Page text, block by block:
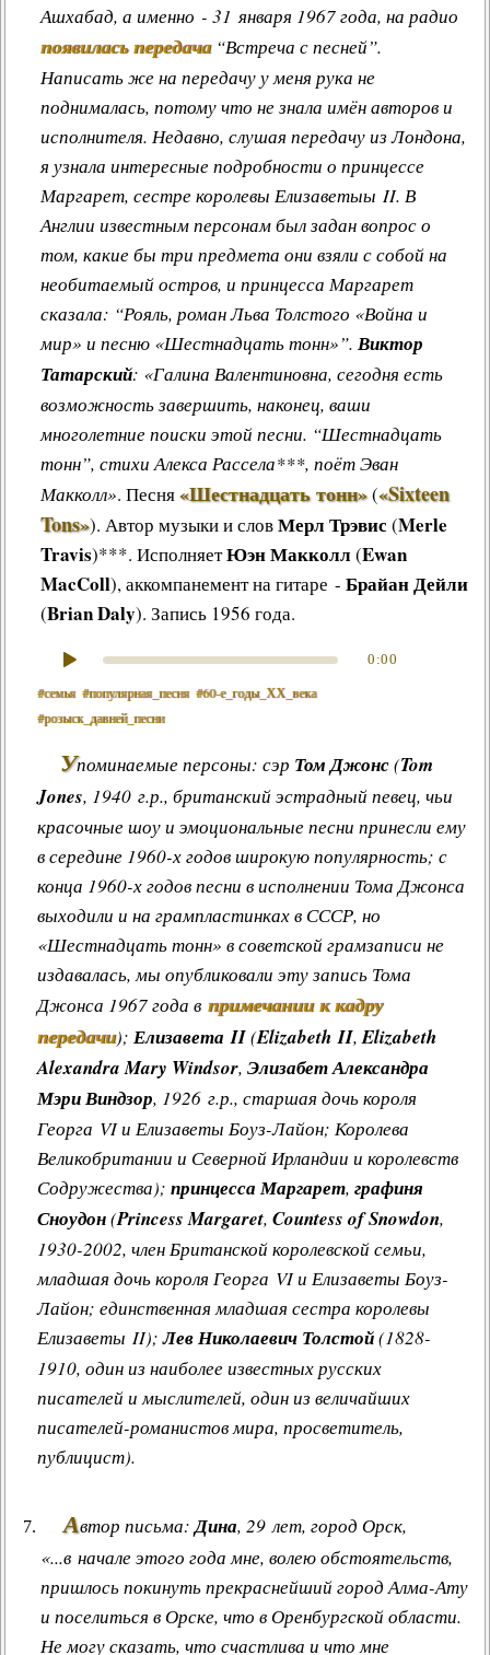
Ашхабад, а именно - 31 января 1967 года, на радио
появилась передача“Встреча с песней”.
Написать же на передачу у меня рука не
поднималась, потому что не знала имён авторов и
исполнителя. Недавно, слушая передачу из Лондона,
я узнала интересные подробности о принцессе
Маргарет, сестре королевы Елизаветыы II. В
Англии известным персонам был задан вопрос о
том, какие бы три предмета они взяли с собой на
необитаемый остров, и принцесса Маргарет
сказала: “Рояль, роман Льва Толстого «Война и
мир» и песню «Шестнадцать тонн»”. Виктор
Татарский: «Галина Валентиновна, сегодня есть
возможность завершить, наконец, ваши
многолетние поиски этой песни. “Шестнадцать
тонн”, стихи Алекса Рассела***, поёт Эван
Макколл». Песня«Шестнадцать тонн»(«Sixteen
Tons»). Автор музыки и словМерл Трэвис (Merle
Travis)***. ИсполняетЮэн Макколл (Ewan
MacColl), аккомпанемент на гитаре - Брайан Дейли
(Brian Daly). Запись 1956 года.
0:00
#семья #популярная_песня #60‑е_годы_ХХ_века
#розыск_давней_песни
Упоминаемые персоны: сэр Том Джонс(Tom
Jones, 1940 г.р., британский эстрадный певец, чьи
красочные шоу и эмоциональные песни принесли ему
в середине 1960-х годов широкую популярность; с
конца 1960-х годов песни в исполнении Тома Джонса
выходили и на грампластинках в СССР, но
«Шестнадцать тонн» в советской грамзаписи не
издавалась, мы опубликовали эту запись Тома
Джонса 1967 года в примечании к кадру
передачи); Елизавета II(Elizabeth II,Elizabeth
Alexandra Mary Windsor, Элизабет Александра
Мэри Виндзор, 1926 г.р., старшая дочь короля
Георга VI и Елизаветы Боуз-Лайон; Королева
Великобритании и Северной Ирландии и королевств
Содружества); принцесса Маргарет, графиня
Сноудон(Princess Margaret, Countess of Snowdon,
1930-2002, член Британской королевской семьи,
младшая дочь короля Георга VI и Елизаветы Боуз-
Лайон; единственная младшая сестра королевы
Елизаветы II);Лев Николаевич Толстой(1828-
1910, один из наиболее известных русских
писателей и мыслителей, один из величайших
писателей-романистов мира, просветитель,
публицист).
Автор письма:Дина, 29 лет, город Орск,
«...в начале этого года мне, волею обстоятельств,
пришлось покинуть прекраснейший город Алма-Ату
и поселиться в Орске, что в Оренбургской области.
Не могу сказать, что счастлива и что мне